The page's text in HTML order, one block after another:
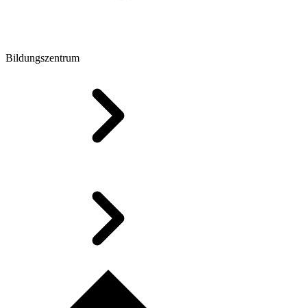
Bildungszentrum